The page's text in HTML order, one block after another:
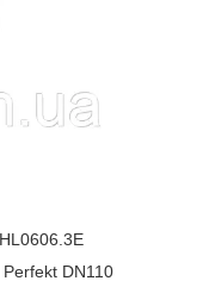
Perfekt DN110